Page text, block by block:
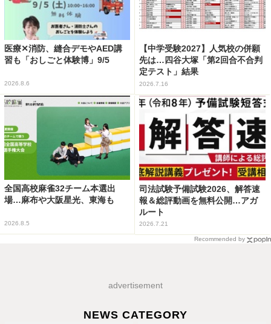
医療✕消防、縫合デモやAED講
習も「おしごと体験博」9/5
2026.8.6
【中学受験2027】人気校の併願
先は…四谷大塚「第2回合不合判
定テスト」結果
2026.7.16
全国高校麻雀32チーム本選出
場…麻布や大阪星光、東海も
2026.8.5
司法試験予備試験2026、解答速
報＆総評動画を無料公開…アガ
ルート
2026.7.21
Recommended by
advertisement
NEWS CATEGORY